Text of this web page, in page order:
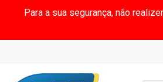
Para a sua segurança, não